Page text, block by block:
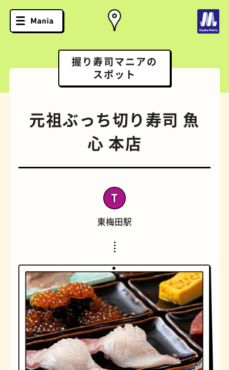
ナポリタン
握り寿司マニアの
スポット
元祖ぶっち切り寿司 魚
心 本店
東梅田駅